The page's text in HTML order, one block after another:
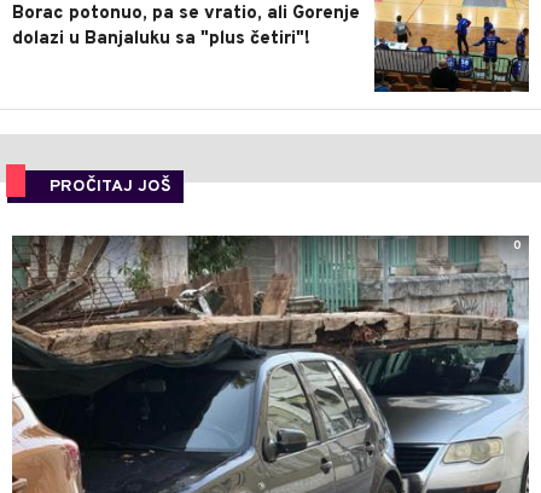
Borac potonuo, pa se vratio, ali Gorenje
dolazi u Banjaluku sa "plus četiri"!
PROČITAJ JOŠ
0